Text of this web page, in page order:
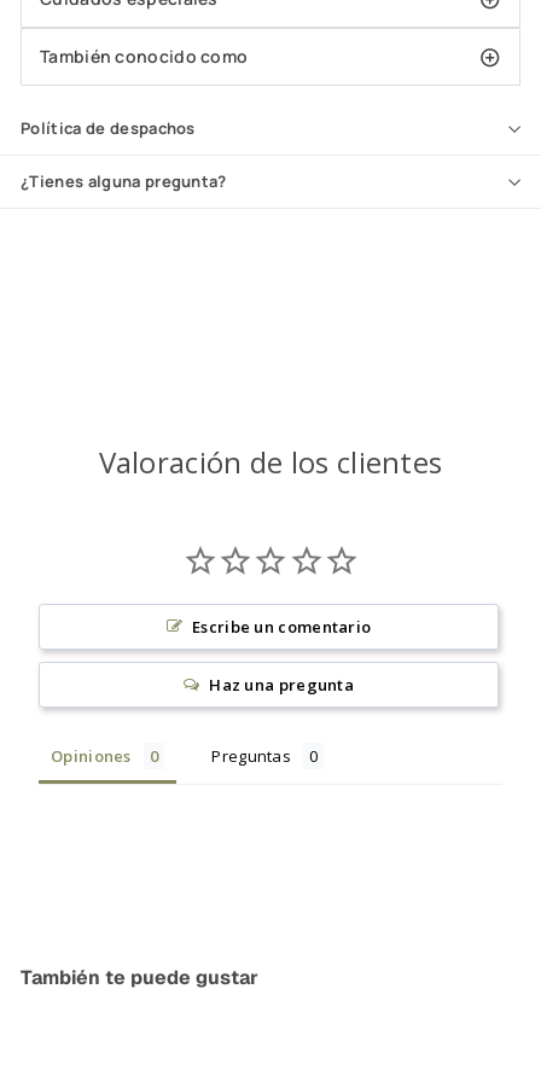
También conocido como
Política de despachos
¿Tienes alguna pregunta?
Valoración de los clientes
Escribe un comentario
Haz una pregunta
Opiniones Preguntas
También te puede gustar